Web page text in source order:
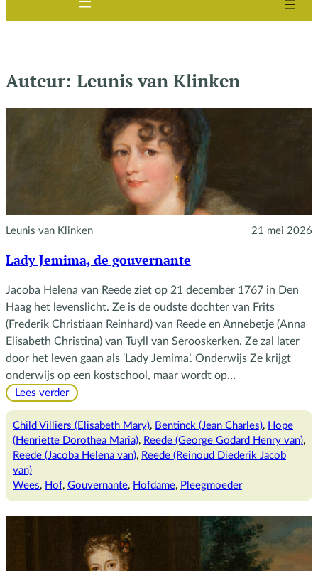
Auteur: Leunis van Klinken
Leunis van Klinken 21 mei 2026
Lady Jemima, de gouvernante
Jacoba Helena van Reede ziet op 21 december 1767 in Den
Haag het levenslicht. Ze is de oudste dochter van Frits
(Frederik Christiaan Reinhard) van Reede en Annebetje (Anna
Elisabeth Christina) van Tuyll van Serooskerken. Ze zal later
door het leven gaan als ‘Lady Jemima’. Onderwijs Ze krijgt
onderwijs op een kostschool, maar wordt op…
Lees verder:
Jemima,
de
gouvernante
Child Villiers (Elisabeth Mary), Bentinck (Jean Charles), Hope
(Henriëtte Dorothea Maria), Reede (George Godard Henry van)
Reede (Jacoba Helena van), Reede (Reinoud Diederik Jacob
van)
Wees, Hof, Gouvernante, Hofdame, Pleegmoeder